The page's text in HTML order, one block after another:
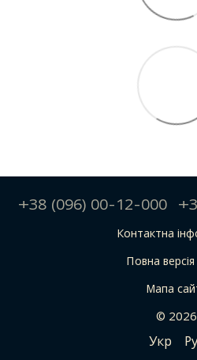
+38 (096) 00-12-000
Контактна
Повна
Мапа
© 2026
Укр